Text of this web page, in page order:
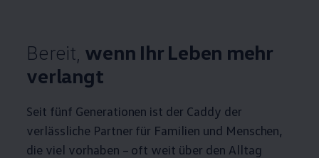
Bereit, wenn Ihr Leben mehr
verlangt
Seit fünf Generationen ist der Caddy der
verlässliche Partner für Familien und Menschen,
die viel vorhaben – oft weit über den Alltag